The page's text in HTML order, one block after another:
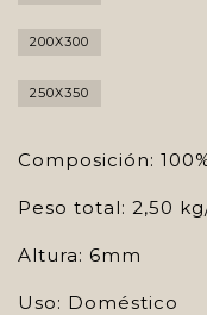
200X300
250X350
Composición:
Peso total: 2,50
Altura: 6mm
Uso: Doméstico